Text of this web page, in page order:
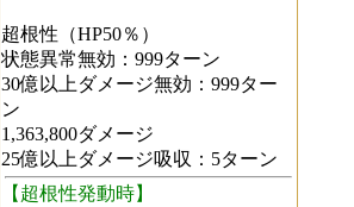
超根性（HP50％）
状態異常無効：999ターン
30億以上ダメージ無効：999ター
ン
1,363,800ダメージ
25億以上ダメージ吸収：5ターン
【超根性発動時】